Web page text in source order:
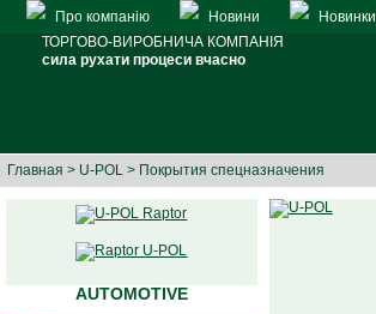
Про компанію Новини Новинки
ТОРГОВО-ВИРОБНИЧА КОМПАНІЯ
сила рухати процеси вчасно
Главная > U-POL > Покрытия спецназначения
AUTOMOTIVE